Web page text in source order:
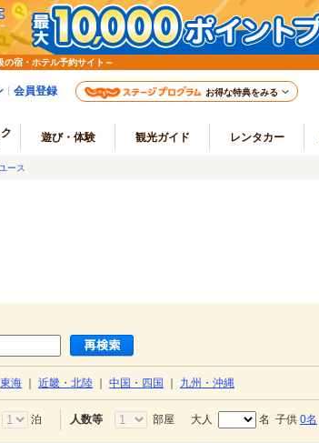
宿・ホテル予約サイト～
会員登録 お得な特典をみる
遊び・体験 観光ガイド レンタカー
ース
東海 近畿・北陸 中国・四国 九州・沖縄
泊 人数等 部屋 大人 名 子供 0名